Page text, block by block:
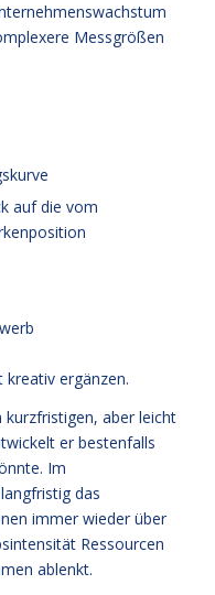
Messgrößen
auf die vom
kreativ ergänzen.
kurzfristigen, aber leicht
er bestenfalls
Im
das
immer wieder über
Ressourcen
ablenkt.